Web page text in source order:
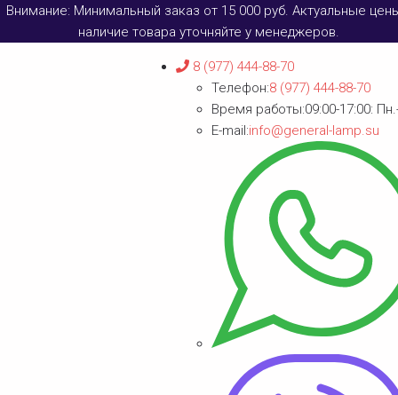
Внимание: Минимальный заказ от 15 000 руб. Актуальные
наличие товара уточняйте у менеджеров.
8 (977) 444-88-70
Телефон:8 (977) 444-88-70
Время работы:09:00-17:00:
E-mail:info@general-lamp.su